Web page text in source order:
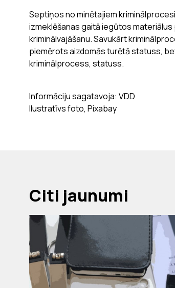
Septiņos no minētajiem
izmeklēšanas gaitā iegūtos
kriminālvajāšanu. Savukārt
piemērots aizdomās turētā statuss,
kriminālprocess, statuss.
Informāciju sagatavoja: VDD
Ilustratīvs foto, Pixabay
Citi jaunumi